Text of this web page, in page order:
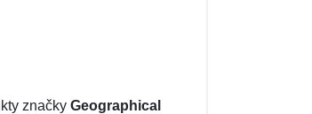
značky Geographical